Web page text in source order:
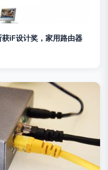
iF设计奖，家用路由器